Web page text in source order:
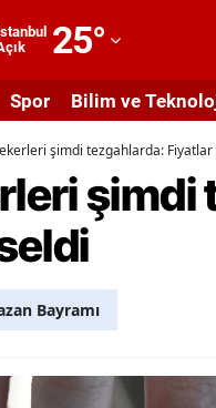
25°
Adıyaman
Afyonkarahisar
Ağrı
Amasya
Ankara
Artvin
Spor Bilim ve
şimdi tezgahlarda: Fiyatlar
şimdi
Bayramı